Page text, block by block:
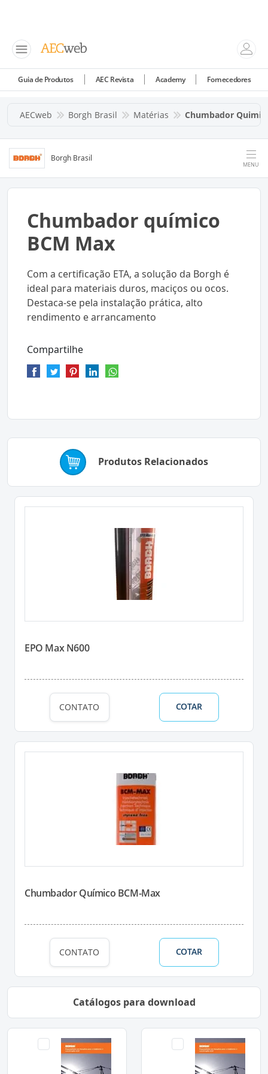
Guia de Produtos AEC Revista Academy Fornecedores
AECweb Borgh Brasil Matérias Chumbador
Borgh Brasil
MENU
Chumbador químico
BCM Max
Com a certificação ETA, a solução da Borgh é
ideal para materiais duros, maciços ou ocos.
Destaca-se pela instalação prática, alto
rendimento e arrancamento
Compartilhe
Produtos Relacionados
EPO Max N600
CONTATO COTAR
Chumbador Químico BCM-Max
CONTATO COTAR
Catálogos para download